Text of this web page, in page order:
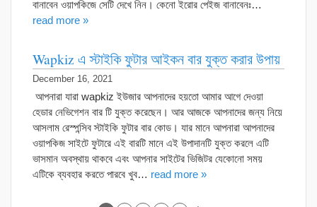
বানাবেন ওয়াপকিজে সেটি দেখে নিন। কেনো ইরোর পেইজ বানাবেনঃ…
read more »
Wapkiz এ স্টাইকি ফুটার আইকন বার যুক্ত করার উপায়
December 16, 2021
আপনারা যারা wapkiz ইউজার আপনাদের হয়তো আমার আগে দেওয়া
হেডার নেভিগেশন বার টি যুক্ত করেছেন। আর আজকে আপনাদের জন্য নিয়ে
আসলাম রেস্পন্সিব স্টাইকি ফুটার বার কোড। যার মানে আপনারা আপনাদের
ওয়াপকিজ সাইটে ফুটারে এই বারটি মানে এই উপাদানটি যুক্ত করলে এটি
ভাসমান অবস্থায় থাকবে এবং আপনার সাইটের ভিজিটর যেকোনো সময়
এটিকে ব্যবহার করতে পারবে খুব… read more »